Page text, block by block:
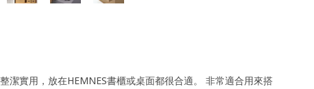
潔實用，放在HEMNES書櫃或桌面都很合適。 非常適合用來搭